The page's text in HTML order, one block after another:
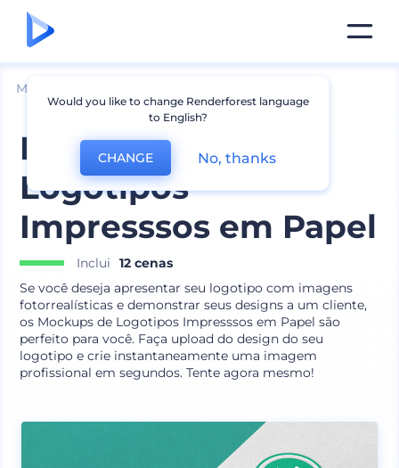
Mockups
Mockups de
Logotipos
Impresssos em Papel
Inclui
12 cenas
Se você deseja apresentar seu logotipo com imagens
fotorrealísticas e demonstrar seus designs a um cliente,
os Mockups de Logotipos Impresssos em Papel são
perfeito para você. Faça upload do design do seu
logotipo e crie instantaneamente uma imagem
profissional em segundos. Tente agora mesmo!
Would you like to change Renderforest language
to English?
CHANGE No, thanks